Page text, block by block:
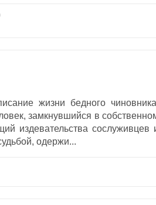
жизни бедного
замкнувшийся в
издевательства сослуживцев
одержи...